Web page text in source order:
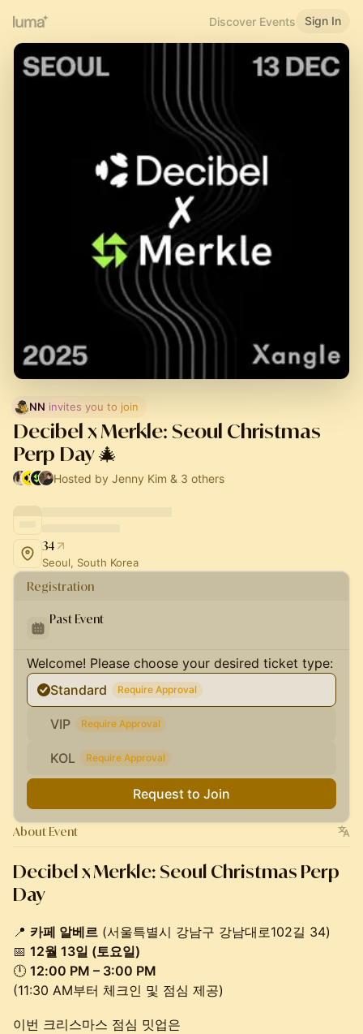
Discover Events Sign In
NN invites you to join
Decibel x Merkle: Seoul Christmas
Perp Day 🎄
Hosted by Jenny Kim & 3 others
34
Seoul, South Korea
Registration
Past Event
Welcome! Please choose your desired ticket type:
Standard
Require Approval
VIP Require Approval
KOL Require Approval
Request to Join
About Event
Decibel x Merkle: Seoul Christmas Perp
Day
📍 카페 알베르 (서울특별시 강남구 강남대로102길 34)
📅 12월 13일 (토요일)
🕛 12:00 PM – 3:00 PM
(11:30 AM부터 체크인 및 점심 제공)
이번 크리스마스 점심 밋업은